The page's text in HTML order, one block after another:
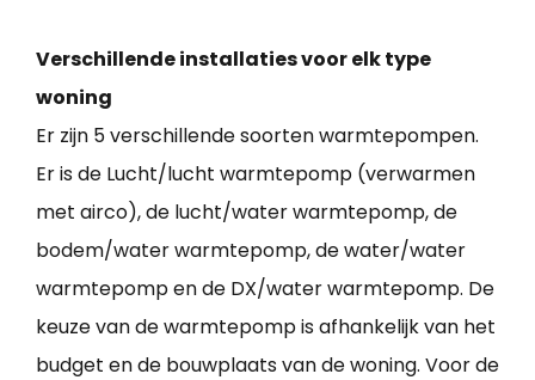
Verschillende installaties voor elk type
woning
Er zijn 5 verschillende soorten warmtepompen.
Er is de Lucht/lucht warmtepomp (verwarmen
met airco), de lucht/water warmtepomp, de
bodem/water warmtepomp, de water/water
warmtepomp en de DX/water warmtepomp. De
keuze van de warmtepomp is afhankelijk van het
budget en de bouwplaats van de woning. Voor de